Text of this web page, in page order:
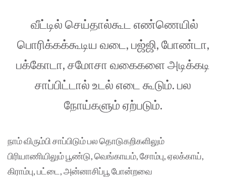
வீட்டில் செய்தால்கூட எண்ணெயில்
பொரிக்கக்கூடிய வடை, பஜ்ஜி, போண்டா,
பக்கோடா, சமோசா வகைகளை அடிக்கடி
சாப்பிட்டால் உடல் எடை கூடும். பல
நோய்களும் ஏற்படும்.
நாம் விரும்பி சாப்பிடும் பல தொடுகறிகளிலும்
பிரியாணியிலும் பூண்டு, வெங்காயம், சோம்பு, ஏலக்காய்,
கிராம்பு, பட்டை, அன்னாசிப்பூ போன்றவை